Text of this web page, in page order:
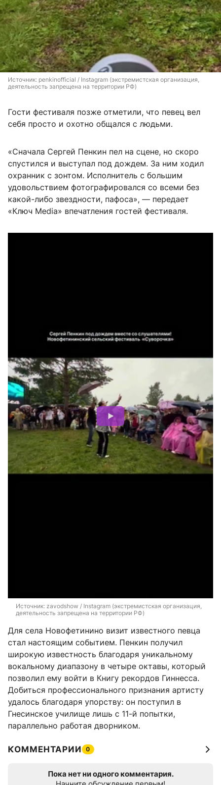
Источник: penkinofficial / Instagram (экстремистская организация,
деятельность запрещена на территории РФ)
Гости фестиваля позже отметили, что певец вел
себя просто и охотно общался с людьми.
«Сначала Сергей Пенкин пел на сцене, но скоро
спустился и выступал под дождем. За ним ходил
охранник с зонтом. Исполнитель с большим
удовольствием фотографировался со всеми без
какой-либо звездности, пафоса», — передает
«Ключ Media» впечатления гостей фестиваля.
Источник: zavodshow / Instagram (экстремистская организация,
деятельность запрещена на территории РФ)
Для села Новофетинино визит известного певца
стал настоящим событием. Пенкин получил
широкую известность благодаря уникальному
вокальному диапазону в четыре октавы, который
позволил ему войти в Книгу рекордов Гиннесса.
Добиться профессионального признания артисту
удалось благодаря упорству: он поступил в
Гнесинское училище лишь с 11-й попытки,
параллельно работая дворником.
КОММЕНТАРИИ 0
Пока нет ни одного комментария.